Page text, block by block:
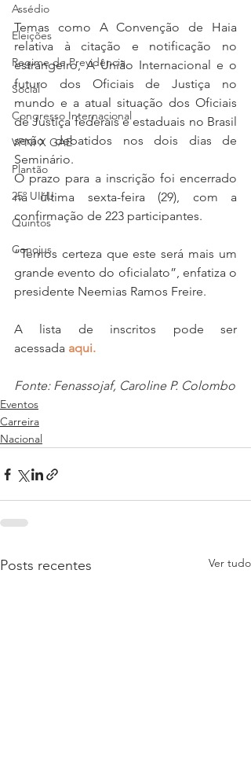
Assédio
Eleições
Regime de Previdência
Social
Congresso Internacional
VPNI X GAE
Plantão
25º UIHJ
Quintos
Conojus
Temas como A Convenção de Haia
relativa à citação e notificação no
estrangeiro, A União Internacional e o
futuro dos Oficiais de Justiça no
mundo e a atual situação dos Oficiais
de Justiça federais e estaduais no Brasil
serão debatidos nos dois dias de
Seminário.
O prazo para a inscrição foi encerrado
na última sexta-feira (29), com a
confirmação de 223 participantes.
“Temos certeza que este será mais um
grande evento do oficialato”, enfatiza o
presidente Neemias Ramos Freire.
A lista de inscritos pode ser
acessada aqui.
Fonte: Fenassojaf, Caroline P. Colombo
Eventos
Carreira
Nacional
Posts recentes Ver tudo